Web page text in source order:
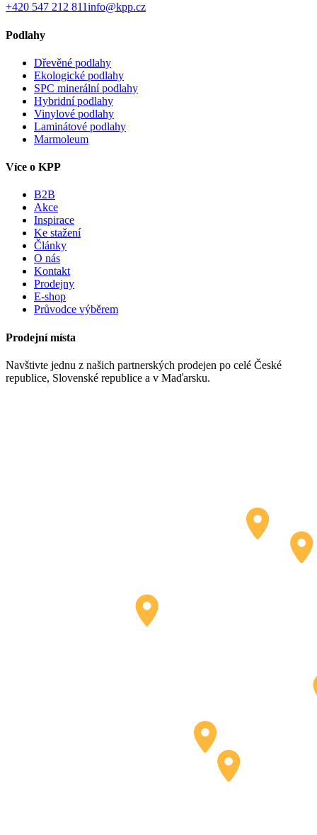
+420 547 212 811info@kpp.cz
Podlahy
Dřevěné podlahy
Ekologické podlahy
SPC minerální podlahy
Hybridní podlahy
Vinylové podlahy
Laminátové podlahy
Marmoleum
Více o KPP
B2B
Akce
Inspirace
Ke stažení
Články
O nás
Kontakt
Prodejny
E-shop
Průvodce výběrem
Prodejní místa
Navštivte jednu z našich partnerských prodejen po celé České
republice, Slovenské republice a v Maďarsku.